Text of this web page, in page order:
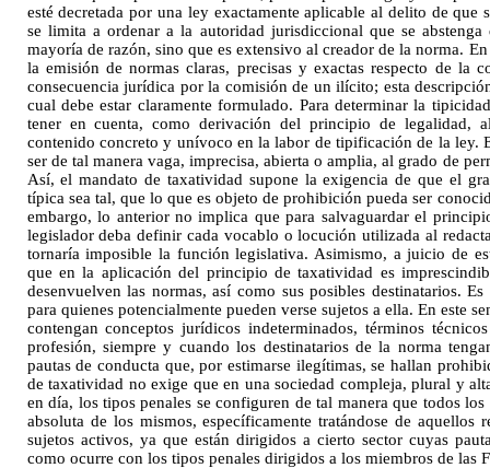
esté decretada por una ley exactamente aplicable al delito de que
se limita a ordenar a la autoridad jurisdiccional que se
mayoría de razón, sino que es extensivo al creador de la norma.
la emisión de normas claras, precisas y exactas respecto de la
consecuencia jurídica por la comisión de un ilícito; esta
cual debe estar claramente formulado. Para determinar la
tener en cuenta, como derivación del principio de legalidad,
contenido concreto y unívoco en la labor de tipificación de la ley.
ser de tal manera vaga, imprecisa, abierta o amplia, al grado de
Así, el mandato de taxatividad supone la exigencia de que el
típica sea tal, que lo que es objeto de prohibición pueda ser
embargo, lo anterior no implica que para salvaguardar el
legislador deba definir cada vocablo o locución utilizada al
tornaría imposible la función legislativa. Asimismo, a juicio de
que en la aplicación del principio de taxatividad es
desenvuelven las normas, así como sus posibles destinatarios.
para quienes potencialmente pueden verse sujetos a ella. En este
contengan conceptos jurídicos indeterminados, términos
profesión, siempre y cuando los destinatarios de la norma
pautas de conducta que, por estimarse ilegítimas, se hallan
de taxatividad no exige que en una sociedad compleja, plural y
en día, los tipos penales se configuren de tal manera que todos
absoluta de los mismos, específicamente tratándose de aquellos
sujetos activos, ya que están dirigidos a cierto sector cuyas
como ocurre con los tipos penales dirigidos a los miembros de las